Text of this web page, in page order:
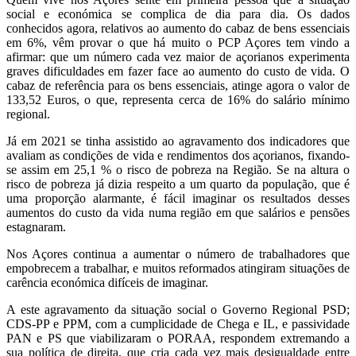
social e económica se complica de dia para dia. Os dados
conhecidos agora, relativos ao aumento do cabaz de bens essenciais
em 6%, vêm provar o que há muito o PCP Açores tem vindo a
afirmar: que um número cada vez maior de açorianos experimenta
graves dificuldades em fazer face ao aumento do custo de vida. O
cabaz de referência para os bens essenciais, atinge agora o valor de
133,52 Euros, o que, representa cerca de 16% do salário mínimo
regional.
Já em 2021 se tinha assistido ao agravamento dos indicadores que
avaliam as condições de vida e rendimentos dos açorianos, fixando-
se assim em 25,1 % o risco de pobreza na Região. Se na altura o
risco de pobreza já dizia respeito a um quarto da população, que é
uma proporção alarmante, é fácil imaginar os resultados desses
aumentos do custo da vida numa região em que salários e pensões
estagnaram.
Nos Açores continua a aumentar o número de trabalhadores que
empobrecem a trabalhar, e muitos reformados atingiram situações de
carência económica difíceis de imaginar.
A este agravamento da situação social o Governo Regional PSD;
CDS-PP e PPM, com a cumplicidade de Chega e IL, e passividade
PAN e PS que viabilizaram o PORAA, respondem extremando a
sua política de direita, que cria cada vez mais desigualdade entre